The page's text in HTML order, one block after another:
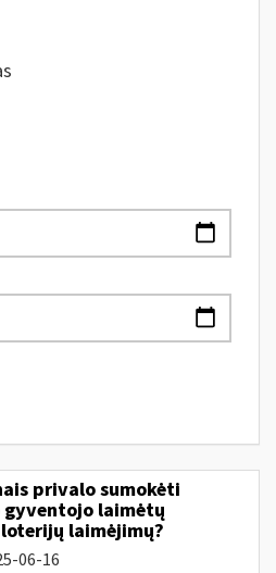
privalo sumokėti
gyventojo laimėtų
loterijų laimėjimų?
06-16